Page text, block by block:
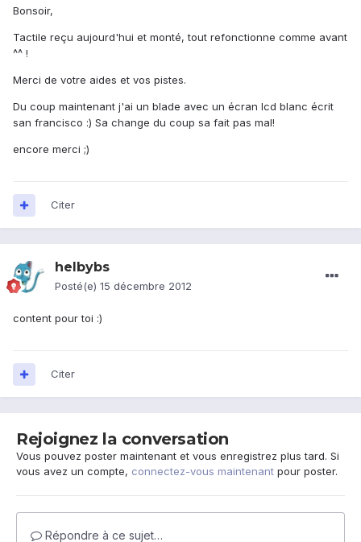
Bonsoir,
Tactile reçu aujourd'hui et monté, tout refonctionne comme avant
^^ !
Merci de votre aides et vos pistes.
Du coup maintenant j'ai un blade avec un écran lcd blanc écrit
san francisco :) Sa change du coup sa fait pas mal!
encore merci ;)
Citer
helbybs
Posté(e) 15 décembre 2012
content pour toi :)
Citer
Rejoignez la conversation
Vous pouvez poster maintenant et vous enregistrez plus tard. Si
vous avez un compte, connectez-vous maintenant pour poster.
Répondre à ce sujet…